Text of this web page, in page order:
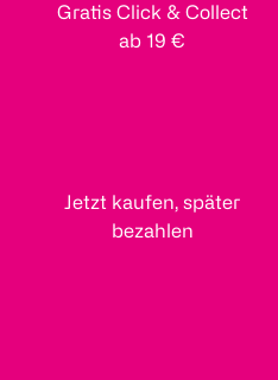
Gratis Click & Collect
ab 19 €
Jetzt kaufen, später
bezahlen